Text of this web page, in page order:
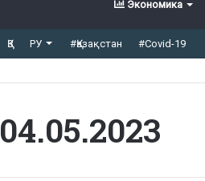
Экономика
ҚЗ РУ #Қазақстан #Covid-19
04.05.2023